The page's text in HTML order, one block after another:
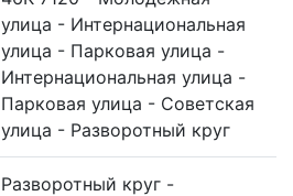
улица - Интернациональная
улица - Парковая улица -
Интернациональная улица -
Парковая улица - Советская
улица - Разворотный круг
Разворотный круг -